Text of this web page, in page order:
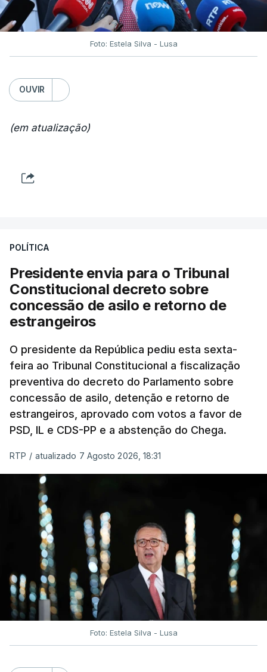
Foto: Estela Silva - Lusa
OUVIR
(em atualização)
POLÍTICA
Presidente envia para o Tribunal
Constitucional decreto sobre
concessão de asilo e retorno de
estrangeiros
O presidente da República pediu esta sexta-
feira ao Tribunal Constitucional a fiscalização
preventiva do decreto do Parlamento sobre
concessão de asilo, detenção e retorno de
estrangeiros, aprovado com votos a favor de
PSD, IL e CDS-PP e a abstenção do Chega.
RTP / atualizado 7 Agosto 2026, 18:31
Foto: Estela Silva - Lusa